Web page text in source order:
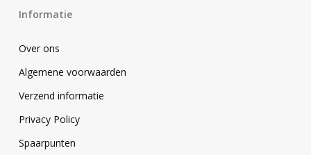
Informatie
Over ons
Algemene voorwaarden
Verzend informatie
Privacy Policy
Spaarpunten